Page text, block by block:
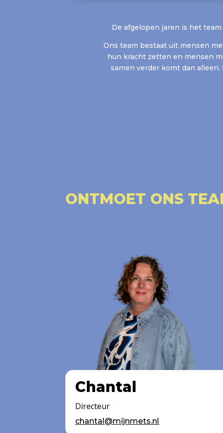
De afgelopen jaren is het
Ons team bestaat uit mensen
hun kracht zetten en mensen
samen verder komt dan
ONTMOET ONS
Chantal
Directeur
chantal@mijnmets.nl